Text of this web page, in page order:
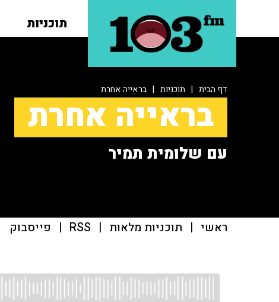
תוכניות
דף הבית | תוכניות | בראייה אחרת
בראייה אחרת
עם שלומית תמיר
ראשי | תוכניות מלאות |
RSS
| פייסבוק